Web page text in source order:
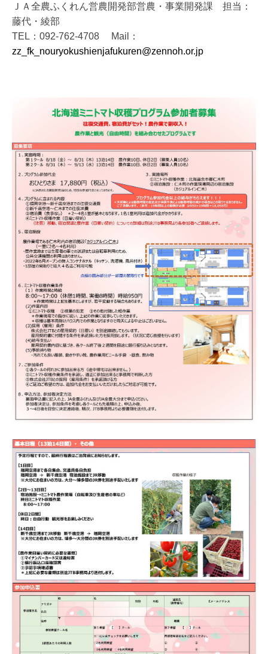
ＪＡ全農ふくれん営農開発部営農・事業開発課 担当：
藤代・綾部
TEL：092-762-4708 Mail：
zz_fk_nouryokushienjafukuren@zennoh.or.jp